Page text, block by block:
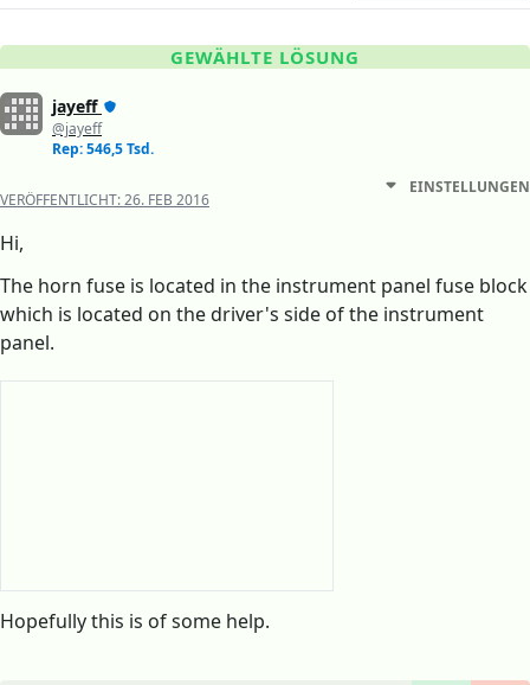
GEWÄHLTE LÖSUNG
jayeff
@jayeff
Rep: 546,5 Tsd.
VERÖFFENTLICHT:26. FEB 2016
EINSTELLUNGEN
Hi,
The horn fuse is located in the instrument panel fuse block
which is located on the driver's side of the instrument
panel.
Hopefully this is of some help.